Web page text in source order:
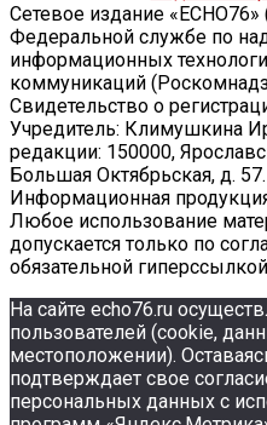
Сетевое издание
Федеральной службе по
информационных
коммуникаций
Свидетельство о
Учредитель: Климушкина
редакции: 150000,
Большая Октябрьская, д.
Информационная
Любое использование
допускается только по
обязательной
На сайте echo76.ru
пользователей (cookie,
местоположении).
подтверждает свое
персональных данных c